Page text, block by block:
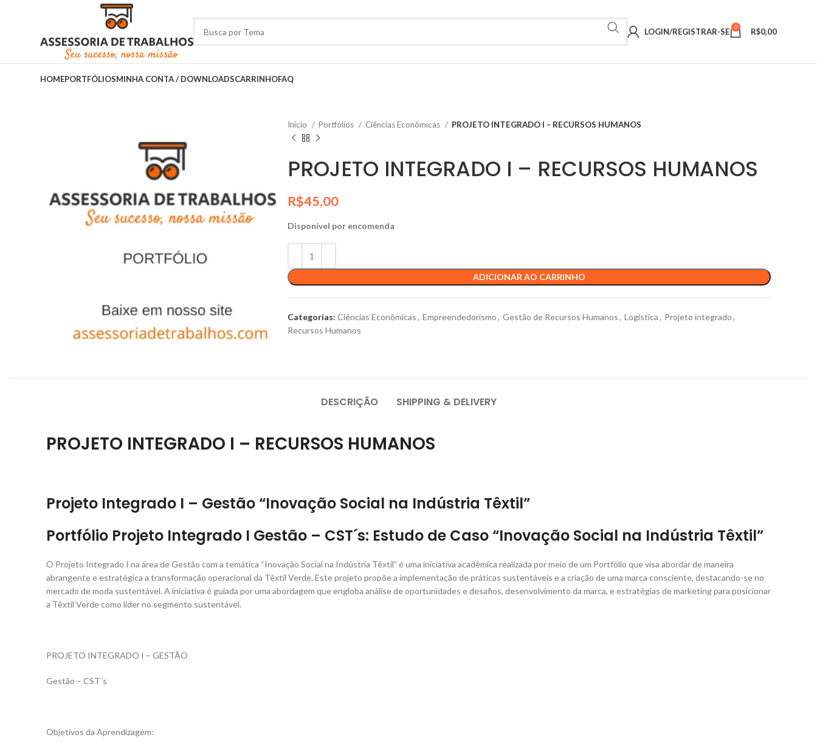
LOGIN/REGISTRAR-SE 0 R$0,00
HOMEPORTFÓLIOSMINHA CONTA / DOWNLOADSCARRINHOFAQ
Início Portfólios Ciências Econômicas PROJETO INTEGRADO I – RECURSOS HUMANOS
PROJETO INTEGRADO I – RECURSOS HUMANOS
R$45,00
Disponível por encomenda
ADICIONAR AO CARRINHO
Categorias: Ciências Econômicas, Empreendedorismo, Gestão de Recursos Humanos, Logística, Projeto integrado,
Recursos Humanos
DESCRIÇÃO SHIPPING & DELIVERY
PROJETO INTEGRADO I – RECURSOS HUMANOS
Projeto Integrado I – Gestão “Inovação Social na Indústria Têxtil”
Portfólio Projeto Integrado I Gestão – CST´s: Estudo de Caso “Inovação Social na Indústria Têxtil”
O Projeto Integrado I na área de Gestão com a temática “Inovação Social na Indústria Têxtil” é uma iniciativa acadêmica realizada por meio de um Portfólio que visa abordar de maneira
abrangente e estratégica a transformação operacional da Têxtil Verde. Este projeto propõe a implementação de práticas sustentáveis e a criação de uma marca consciente, destacando-se no
mercado de moda sustentável. A iniciativa é guiada por uma abordagem que engloba análise de oportunidades e desafios, desenvolvimento da marca, e estratégias de marketing para posicionar
a Têxtil Verde como líder no segmento sustentável.
PROJETO INTEGRADO I – GESTÃO
Gestão – CST´s
Objetivos da Aprendizagem: